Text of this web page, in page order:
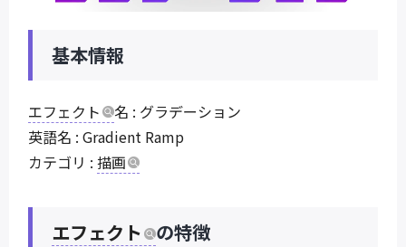
基本情報
エフェクト
名 : グラデーション
英語名 : Gradient Ramp
カテゴリ :描画
エフェクト の特徴